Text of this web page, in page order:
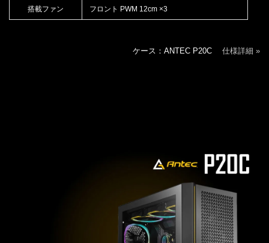
搭載ファン フロント PWM 12cm ×3
ケース：ANTEC P20C 仕様詳細 »